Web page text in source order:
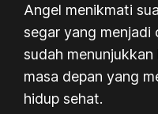
Angel menikmati
segar yang menjadi
sudah
masa depan yang
hidup sehat.